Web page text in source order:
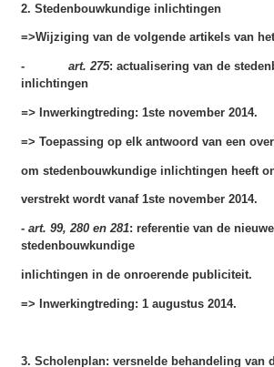
2. Stedenbouwkundige inlichtingen
=>Wijziging van de volgende artikels van
- art. 275: actualisering van de
inlichtingen
=> Inwerkingtreding: 1ste november 2014.
=> Toepassing op elk antwoord van een
om stedenbouwkundige inlichtingen heeft
verstrekt wordt vanaf 1ste november 2014.
- art. 99, 280 en 281: referentie van de nieuwe
stedenbouwkundige
inlichtingen in de onroerende publiciteit.
=> Inwerkingtreding: 1 augustus 2014.
3. Scholenplan: versnelde behandeling van